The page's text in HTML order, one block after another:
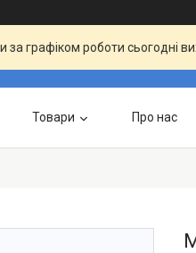
графіком роботи сьогодні
Товари Про нас